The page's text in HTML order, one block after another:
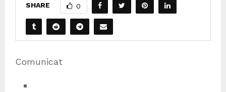
SHARE 0
Comunicat